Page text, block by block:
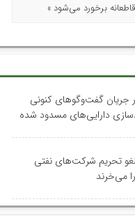
برخورد می‌شود »
گفت‌وگوهای کنونی
دارایی‌های مسدود شده
تحریم‌ شرکت‌های نفتی
می‌خرند